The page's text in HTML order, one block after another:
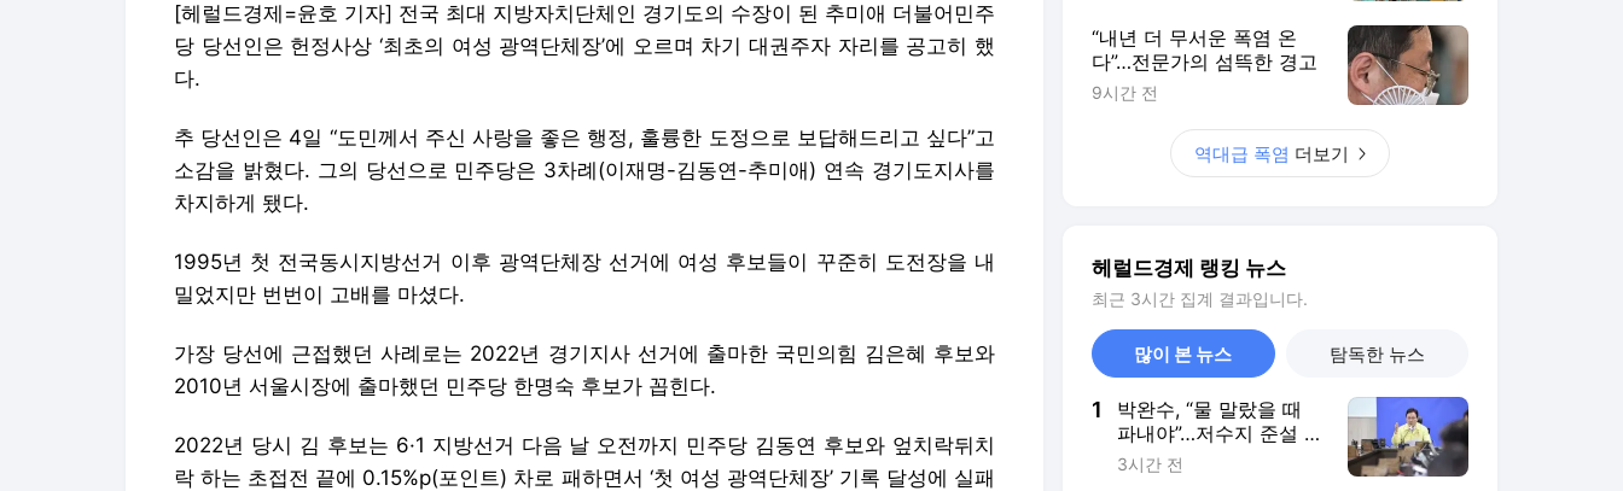
[헤럴드경제=윤호 기자] 전국 최대 지방자치단체인 경기도의 수장이 된 추미애 더불어민주
당 당선인은 헌정사상 ‘최초의 여성 광역단체장’에 오르며 차기 대권주자 자리를 공고히 했
다.
추 당선인은 4일 “도민께서 주신 사랑을 좋은 행정, 훌륭한 도정으로 보답해드리고 싶다”고
소감을 밝혔다. 그의 당선으로 민주당은 3차례(이재명-김동연-추미애) 연속 경기도지사를
차지하게 됐다.
1995년 첫 전국동시지방선거 이후 광역단체장 선거에 여성 후보들이 꾸준히 도전장을 내
밀었지만 번번이 고배를 마셨다.
가장 당선에 근접했던 사례로는 2022년 경기지사 선거에 출마한 국민의힘 김은혜 후보와
2010년 서울시장에 출마했던 민주당 한명숙 후보가 꼽힌다.
2022년 당시 김 후보는 6·1 지방선거 다음 날 오전까지 민주당 김동연 후보와 엎치락뒤치
락 하는 초접전 끝에 0.15%p(포인트) 차로 패하면서 ‘첫 여성 광역단체장’ 기록 달성에 실패
“내년 더 무서운 폭염 온
다”…전문가의 섬뜩한 경고
9시간 전
역대급 폭염 더보기
헤럴드경제 랭킹 뉴스
최근 3시간 집계 결과입니다.
많이 본 뉴스 탐독한 뉴스
1
박완수, “물 말랐을 때
파내야”…저수지 준설 국
비 지원 건의
3시간 전